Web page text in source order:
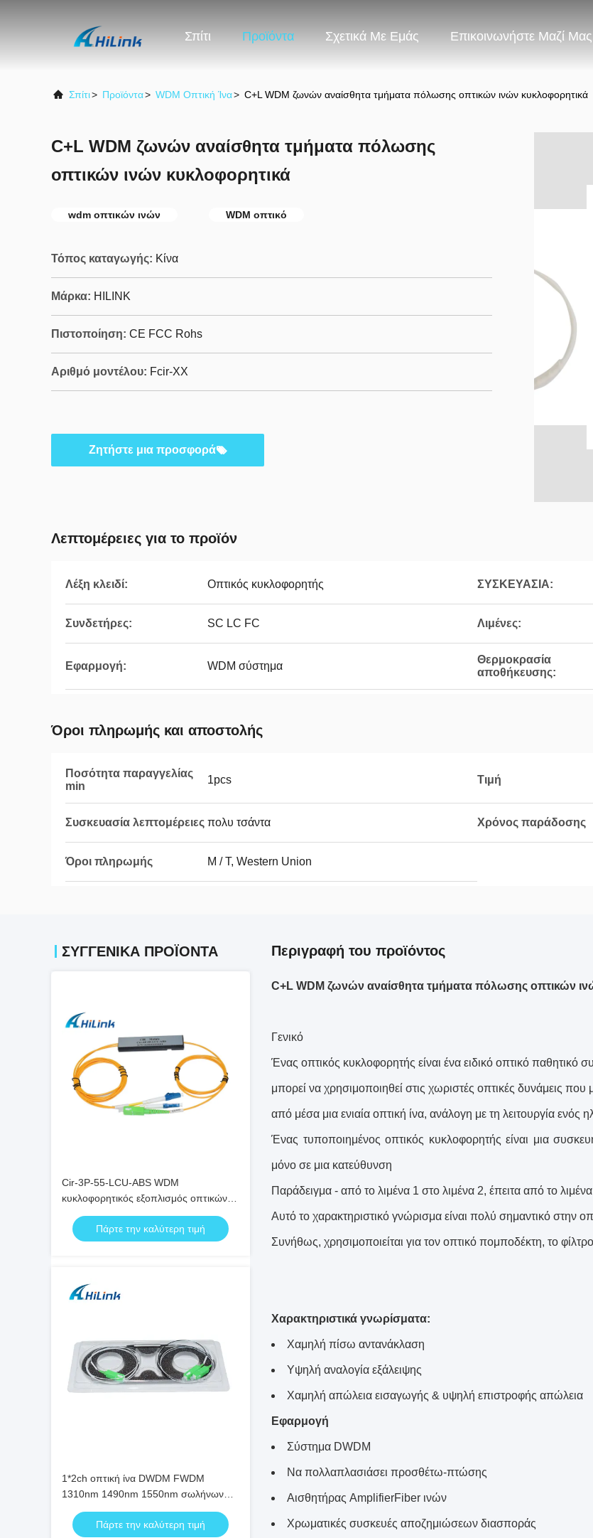
Σπίτι Προϊόντα Σχετικά Με Εμάς Επικοινωνήστε Μαζί Μας
Σπίτι> Προϊόντα> WDM Οπτική Ίνα> C+L WDM ζωνών αναίσθητα τμήματα πόλωσης οπτικών ινών κυκλοφορητικά
C+L WDM ζωνών αναίσθητα τμήματα πόλωσης
οπτικών ινών κυκλοφορητικά
wdm οπτικών ινών WDM οπτικό
Τόπος καταγωγής: Κίνα
Μάρκα: HILINK
Πιστοποίηση: CE FCC Rohs
Αριθμό μοντέλου: Fcir-ΧΧ
Ζητήστε μια προσφορά
Λεπτομέρειες για το προϊόν
Λέξη κλειδί: Οπτικός κυκλοφορητής ΣΥΣΚΕΥΑΣΙΑ:
Συνδετήρες: SC LC FC Λιμένες:
Εφαρμογή: WDM σύστημα
Θερμοκρασία
αποθήκευσης:
Όροι πληρωμής και αποστολής
Ποσότητα παραγγελίας
min
1pcs Τιμή
Συσκευασία λεπτομέρειες πολυ τσάντα Χρόνος παράδοσης
Όροι πληρωμής Μ / Τ, Western Union
ΣΥΓΓΕΝΙΚΆ ΠΡΟΪΌΝΤΑ
Cir-3P-55-LCU-ABS WDM
κυκλοφορητικός εξοπλισμός οπτικών
ινών 3port LC/UPC SC/APC 1550nm
Πάρτε την καλύτερη τιμή
1*2ch οπτική ίνα DWDM FWDM
1310nm 1490nm 1550nm σωλήνων
CWDM χάλυβα
Πάρτε την καλύτερη τιμή
Περιγραφή του προϊόντος
C+L WDM ζωνών αναίσθητα τμήματα πόλωσης οπτικών
Γενικό
Ένας οπτικός κυκλοφορητής είναι ένα ειδικό οπτικό παθητικό
μπορεί να χρησιμοποιηθεί στις χωριστές οπτικές δυνάμεις που
από μέσα μια ενιαία οπτική ίνα, ανάλογη με τη λειτουργία ενός
Ένας τυποποιημένος οπτικός κυκλοφορητής είναι μια
μόνο σε μια κατεύθυνση
Παράδειγμα - από το λιμένα 1 στο λιμένα 2, έπειτα από το
Αυτό το χαρακτηριστικό γνώρισμα είναι πολύ σημαντικό στην
Συνήθως, χρησιμοποιείται για τον οπτικό πομποδέκτη, το
Χαρακτηριστικά γνωρίσματα:
Χαμηλή πίσω αντανάκλαση
Υψηλή αναλογία εξάλειψης
Χαμηλή απώλεια εισαγωγής & υψηλή επιστροφής απώλεια
Εφαρμογή
Σύστημα DWDM
Να πολλαπλασιάσει προσθέτω-πτώσης
Αισθητήρας AmplifierFiber ινών
Χρωματικές συσκευές αποζημιώσεων διασποράς